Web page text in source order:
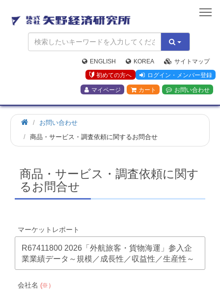
矢
野
経
済
研
究
所
ENGLISH KOREA
サイトマップ
初めての方へ
ログイン・メンバー登録
マイページ カート お問い合わせ
お問い合わせ
商品・サービス・調査依頼に関するお問合せ
商品・サービス・調査依頼に関す
るお問合せ
マーケットレポート
R67411800 2026「外航旅客・貨物海運」参入企
業業績データ～規模／成長性／収益性／生産性～
会社名 (※）